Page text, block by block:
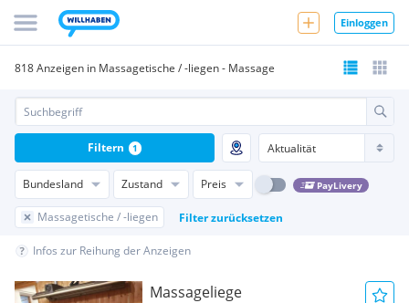
Einloggen
818 Anzeigen in Massagetische / -liegen - Massage
Bundesland Zustand Preis PayLivery
Massagetische / -liegen Filter zurücksetzen
Filtern 1
Infos zur Reihung der Anzeigen
Massageliege